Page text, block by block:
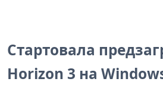
Стартовала
Horizon 3 на